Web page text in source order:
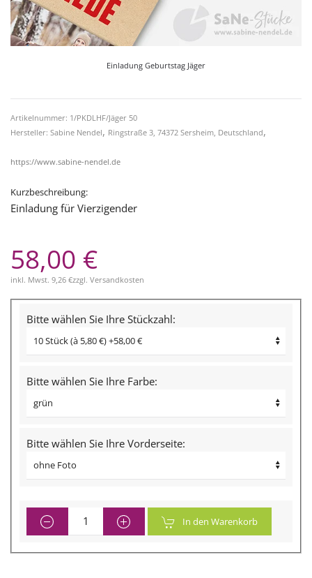
Einladung Geburtstag Jäger
Artikelnummer: 1/PKDLHF/Jäger 50
Hersteller: Sabine Nendel, Ringstraße 3, 74372 Sersheim, Deutschland,
https://www.sabine-nendel.de
Kurzbeschreibung:
Einladung für Vierzigender
58,00 €
inkl. Mwst. 9,26 €zzgl. Versandkosten
Bitte wählen Sie Ihre Stückzahl:
Bitte wählen Sie Ihre Farbe:
Bitte wählen Sie Ihre Vorderseite:
In den Warenkorb